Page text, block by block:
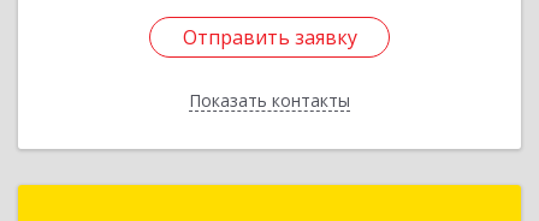
Отправить заявку
Показать контакты
Отправить заявку
Назад